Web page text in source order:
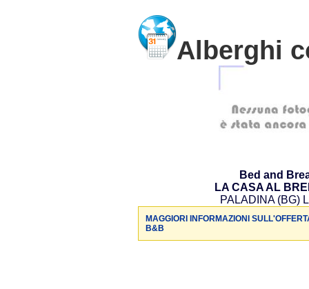
Alberghi
Bed and
LA CASA AL
PALADINA (BG)
MAGGIORI INFORMAZIONI
B&B